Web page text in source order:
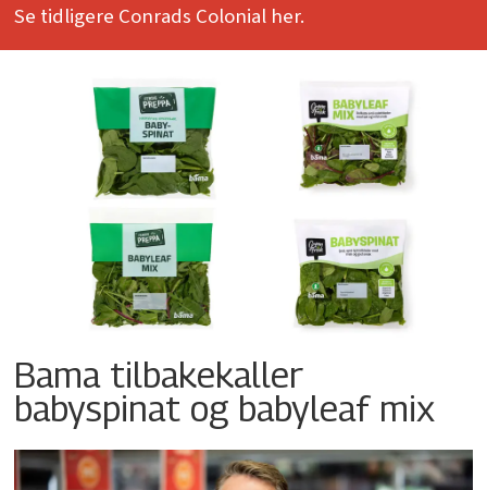
Se tidligere Conrads Colonial her.
Bama tilbakekaller
babyspinat og babyleaf mix